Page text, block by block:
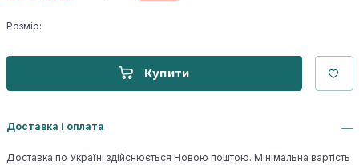
Розмір:
Купити
Доставка і оплата
Доставка по Україні здійснюється Новою поштою. Мінімальна вартість